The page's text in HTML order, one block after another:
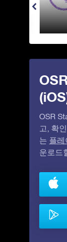
OSR
고, 확
는 플레
운로드